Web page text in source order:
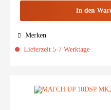
In den
Merken
Lieferzeit 5-7 Werktage